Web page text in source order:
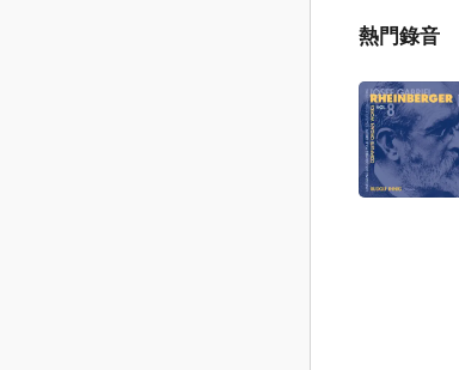
熱門錄音